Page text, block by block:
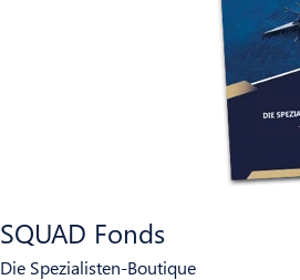
SQUAD Fonds
Die Spezialisten-Boutique